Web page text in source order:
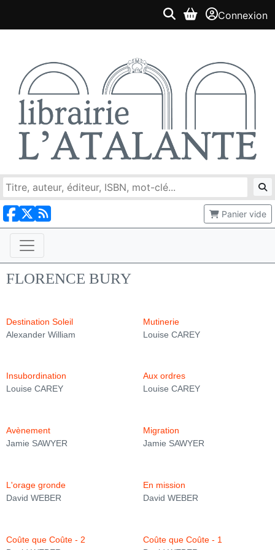
Connexion
Panier vide
FLORENCE BURY
Destination Soleil
Alexander William
Mutinerie
Louise CAREY
Insubordination
Louise CAREY
Aux ordres
Louise CAREY
Avènement
Jamie SAWYER
Migration
Jamie SAWYER
L'orage gronde
David WEBER
En mission
David WEBER
Coûte que Coûte - 2
Coûte que Coûte - 1